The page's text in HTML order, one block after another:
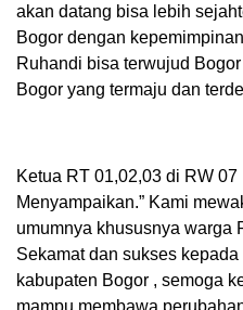
akan datang bisa lebih
Bogor dengan
Ruhandi bisa terwujud
Bogor yang termaju dan
Ketua RT 01,02,03 di RW
Menyampaikan.” Kami
umumnya khususnya warga
Sekamat dan sukses
kabupaten Bogor , semoga
mampu membawa